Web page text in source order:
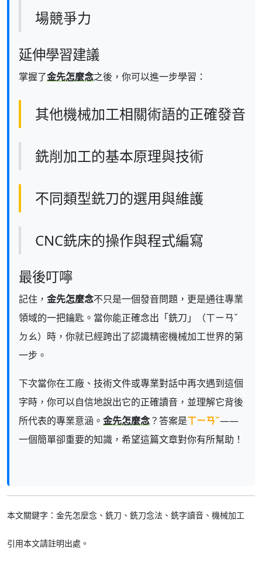
場競爭力
延伸學習建議
掌握了金先怎麼念之後，你可以進一步學習：
其他機械加工相關術語的正確發音
銑削加工的基本原理與技術
不同類型銑刀的選用與維護
CNC銑床的操作與程式編寫
最後叮嚀
記住， 金先怎麼念不只是一個發音問題，更是通往專業
領域的一把鑰匙。當你能正確念出「銑刀」（ㄒㄧㄢˇ
ㄉㄠ）時，你就已經跨出了認識精密機械加工世界的第
一步。
下次當你在工廠、技術文件或專業對話中再次遇到這個
字時，你可以自信地說出它的正確讀音，並理解它背後
所代表的專業意涵。 金先怎麼念？答案是ㄒㄧㄢˇ——
一個簡單卻重要的知識，希望這篇文章對你有所幫助！
本文關鍵字：金先怎麼念、銑刀、銑刀念法、銑字讀音、機械加工
引用本文請註明出處。